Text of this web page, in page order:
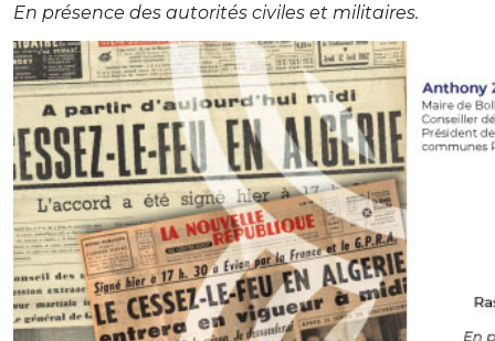
En présence des autorités civiles et militaires.